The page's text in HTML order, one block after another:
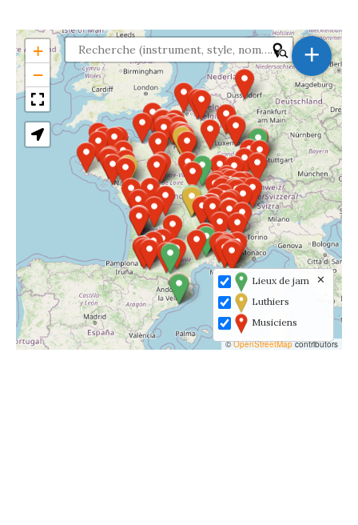
+
−
©OpenStreetMapcontributors
+
✕
Lieux de jam
Luthiers
Musiciens